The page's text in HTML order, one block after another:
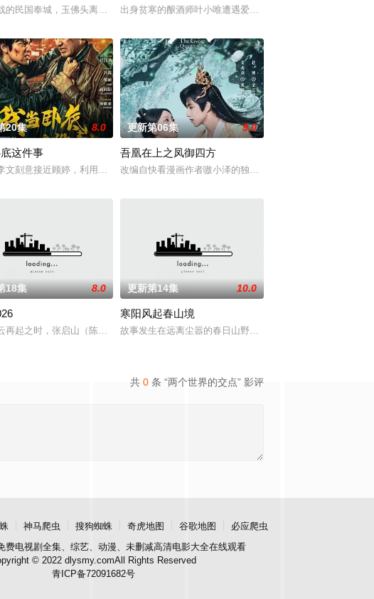
村开了锅，村民大骂麦
相遇相知，他们决心各展所长创办旅行社。他们以当地的
的民国奉城，玉佛头离奇失窃，戏班主横尸戏台，将冷血少帅许又安与昆曲名伶荣筱楠推向
出身贫寒的酿酒师叶小唯遭遇爱人程桉、恩师林晚媚的双重背
被掳走配“阴婚”
史以来个以女子进士科三元及第入翰林院的奇女子。十年前
20集 8.0
这件事
文刻意接近顾婷，利用顾炎女儿奴的属性，请求老炮儿顾炎带自己用程序员身份卧底电诈集
更新第06集 9.0
吾凰在上之凤御四方
改编自快看漫画作者嗷小泽的独家连载漫画《吾凰在上》。
入了一场跨越十年的惊
监控、无DNA鉴定技术的支持下，通过摸排、勘查等传
18集 8.0
再起之时，张启山（陈伟霆 饰）与吴老狗（曾舜晞 饰）强强联手，携手霍仙姑（陈瑶 饰）
更新第14集 10.0
寒阳风起春山境
故事发生在远离尘嚣的春日山野，两个孤独的人因机缘巧合相
共 0 条 “两个世界的交点” 影评
神马爬虫 搜狗蜘蛛 奇虎地图 谷歌地图
必应爬虫
费电视剧全集、综艺、动漫、未删减高清电影大全在线观看
© 2022 dlysmy.comAll Rights Reserved
青ICP备72091682号